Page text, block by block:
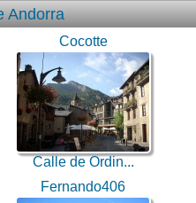
Andorra
Cocotte
Calle de Ordin...
Fernando406